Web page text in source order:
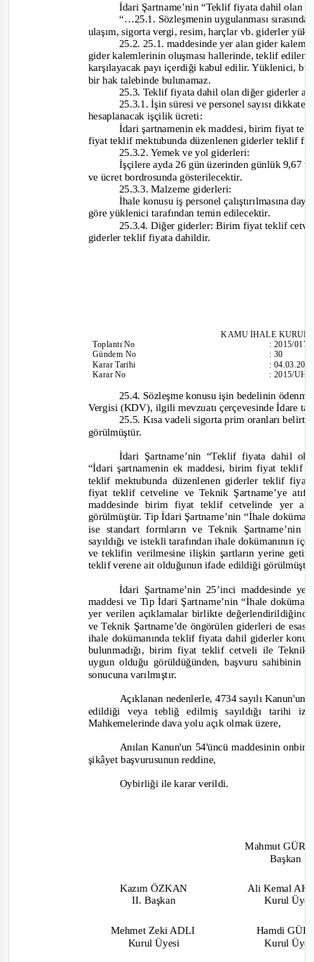
İdari Şartname’nin “Teklif fiyata dahil olan
“…25.1. Sözleşmenin uygulanması
ulaşım, sigorta vergi, resim, harçlar vb. giderler
25.2. 25.1. maddesinde yer alan gider
gider kalemlerininoluşması hallerinde, teklif edilen
karşılayacak payı içerdiği kabul edilir. Yüklenici,
bir hak talebinde bulunamaz.
25.3. Teklif fiyata dahil olan diğer giderler
25.3.1. İşin süresi ve personel sayısı
hesaplanacak işçilik ücreti:
İdari şartnamenin ek maddesi, birim fiyat
fiyat teklif mektubunda düzenlenen giderler teklif
25.3.2. Yemek ve yol giderleri:
İşçilere ayda 26 gün üzerinden günlük 9,67
ve ücret bordrosunda gösterilecektir.
25.3.3. Malzeme giderleri:
İhale konusu iş personel çalıştırılmasına
göre yüklenici tarafından temin edilecektir.
25.3.4. Diğer giderler: Birim fiyat teklif
giderler teklif fiyata dahildir.
KAMU İHALE
ToplantıNo
Gündem No
Karar Tarihi
Karar No
:2015/017
:30
:
:2015/
25.4. Sözleşme konusu işin bedelinin
Vergisi (KDV), ilgili mevzuatı çerçevesinde İdare
25.5. Kısa vadeli sigorta prim oranları
görülmüştür.
İdari Şartname’nin “Teklif fiyata dahil
“İdari şartnamenin ek maddesi, birim fiyat
teklif mektubunda düzenlenen giderler teklif
fiyat teklif cetveline ve Teknik Şartname’ye atıf
maddesinde birim fiyat teklif cetvelinde yer
görülmüştür. Tip İdari Şartname’nin “İhale
ise standart formların ve Teknik Şartname’nin
sayıldığı ve istekli tarafından ihale dokümanının
ve teklifin verilmesine ilişkin şartların yerine
teklif verene ait olduğunun ifade edildiği
İdari Şartname’nin 25’inci maddesinde
maddesi ve Tip İdari Şartname’nin “İhale
yer verilen açıklamalar birlikte
ve Teknik Şartname’de öngörülen giderleri de
ihale dokümanında teklif fiyata dahil giderler
bulunmadığı, birim fiyat teklif cetveli ile Teknik
uygun olduğu görüldüğünden, başvuru sahibinin
sonucunavarılmıştır.
Açıklanan nedenlerle, 4734 sayılı
edildiği veya tebliğ edilmiş sayıldığı tarihi
Mahkemelerinde dava yolu açık olmak üzere,
Anılan Kanun'un 54'üncü maddesinin
şikâyet başvurusunun reddine,
Oybirliği ile karar verildi.
Mahmut
Başkan
Kazım ÖZKAN
II. Başkan
Ali Kemal
Kurul
Mehmet Zeki ADLI
Hamdi
Kurul
Kurul Üyesi